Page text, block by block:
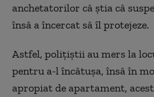
anchetatorilor că știa că
însă a încercat să îl protejeze.
Astfel, polițiștii au mers la
pentru a-l încătușa, însă în
apropiat de apartament,